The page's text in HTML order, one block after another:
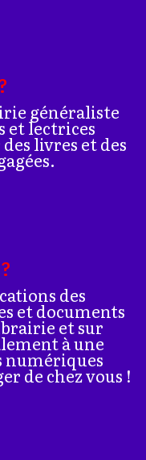
généraliste
et lectrices
livres et des
des
et documents
et sur
à une
numériques
de chez vous !